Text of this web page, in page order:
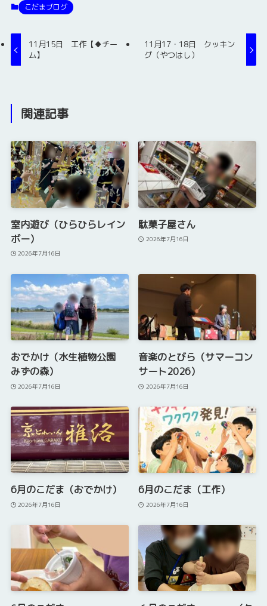
こだまブログ
11月15日 工作【♦チー
ム】
11月17・18日 クッキン
グ（やつはし）
関連記事
室内遊び（ひらひらレイン
ボー）
2026年7月16日
駄菓子屋さん
2026年7月16日
おでかけ（水生植物公園
みずの森）
2026年7月16日
音楽のとびら（サマーコン
サート2026）
2026年7月16日
6月のこだま（おでかけ）
2026年7月16日
6月のこだま（工作）
2026年7月16日